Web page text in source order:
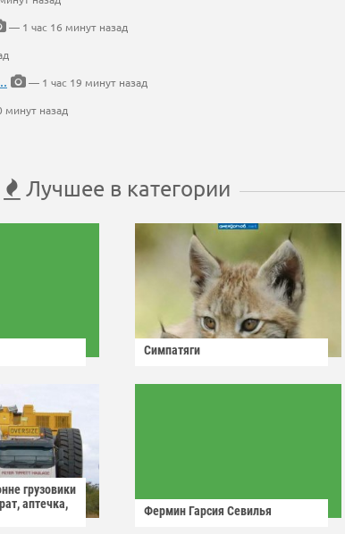
— 1 час 16 минут назад
— 1 час 19 минут назад
минут назад
Лучшее в категории
Симпатяги
грузовики
аптечка,
Фермин Гарсия Севилья